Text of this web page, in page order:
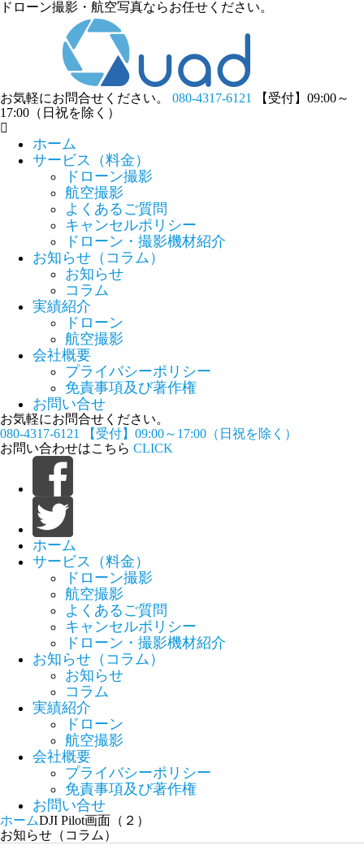
ドローン撮影・航空写真ならお任せください。
お気軽にお問合せください。 080-4317-6121
【受付】09:00～
17:00（日祝を除く）
ホーム
サービス（料金）
ドローン撮影
航空撮影
よくあるご質問
キャンセルポリシー
ドローン・撮影機材紹介
お知らせ（コラム）
お知らせ
コラム
実績紹介
ドローン
航空撮影
会社概要
プライバシーポリシー
免責事項及び著作権
お問い合せ
お気軽にお問合せください。
080-4317-6121
【受付】09:00～17:00（日祝を除く）
お問い合わせはこちら CLICK
ホーム
サービス（料金）
ドローン撮影
航空撮影
よくあるご質問
キャンセルポリシー
ドローン・撮影機材紹介
お知らせ（コラム）
お知らせ
コラム
実績紹介
ドローン
航空撮影
会社概要
プライバシーポリシー
免責事項及び著作権
お問い合せ
ホームDJI Pilot画面（２）
お知らせ（コラム）